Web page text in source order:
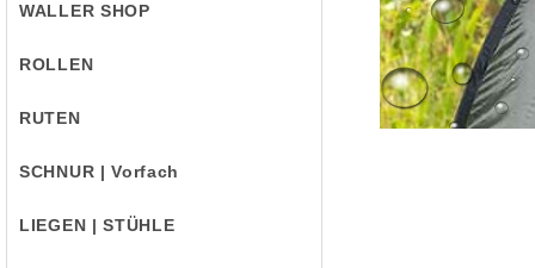
WALLER SHOP
ROLLEN
RUTEN
SCHNUR | Vorfach
LIEGEN | STÜHLE